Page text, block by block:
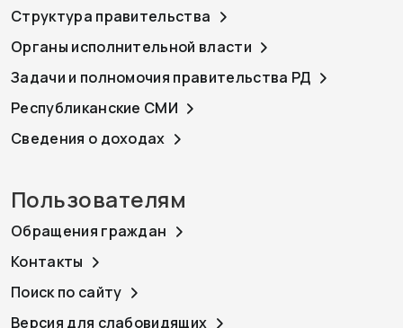
Структура правительства
Органы исполнительной власти
Задачи и полномочия правительства РД
Республиканские СМИ
Сведения о доходах
Пользователям
Обращения граждан
Контакты
Поиск по сайту
Версия для слабовидящих